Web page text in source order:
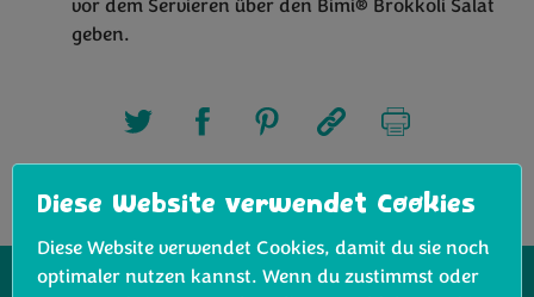
vor dem Servieren über den Bimi® Brokkoli Salat
geben.
Diese Website verwendet Cookies
Diese Website verwendet Cookies, damit du sie noch
optimaler nutzen kannst. Wenn du zustimmst oder